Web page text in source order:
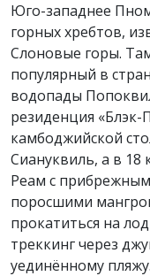
Юго-западнее
горных хребтов,
Слоновые горы.
популярный в
водопады
резиденция «Блэк-
камбоджийской
Сиануквиль, а в
Реам с
поросшими
прокатиться на
треккинг через
уединённому пляжу.